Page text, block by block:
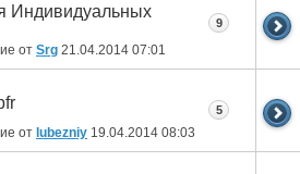
Индивидуальных
от Srg 21.04.2014 07:01
9
от lubezniy 19.04.2014 08:03
5